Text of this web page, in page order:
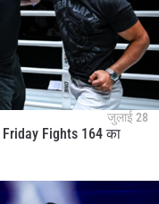
जुलाई 28
Fights 164 का